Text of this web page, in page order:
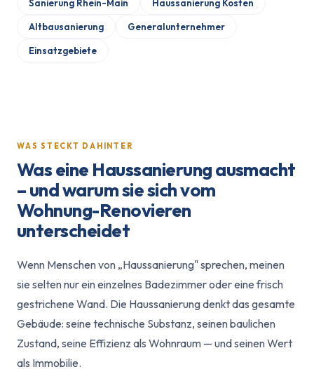
Sanierung Rhein-Main Haussanierung Kosten
Altbausanierung Generalunternehmer
Einsatzgebiete
WAS STECKT DAHINTER
Was eine Haussanierung ausmacht
– und warum sie sich vom
Wohnung-Renovieren
unterscheidet
Wenn Menschen von „Haussanierung" sprechen, meinen
sie selten nur ein einzelnes Badezimmer oder eine frisch
gestrichene Wand. Die Haussanierung denkt das gesamte
Gebäude: seine technische Substanz, seinen baulichen
Zustand, seine Effizienz als Wohnraum — und seinen Wert
als Immobilie.